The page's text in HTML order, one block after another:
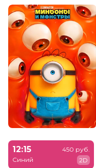
12:15
Синий
450 руб.
2D